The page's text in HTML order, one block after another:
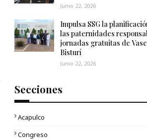
Junio 22, 2026
Impulsa SSG la
las paternidades
jornadas gratuitas de
Bisturí
Junio 22, 2026
Secciones
Acapulco
Congreso